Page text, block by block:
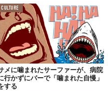
べてを
にしたい」
CULTURE
メに噛まれたサーファーが、病院
行かずにバーで「噛まれた自慢」
する